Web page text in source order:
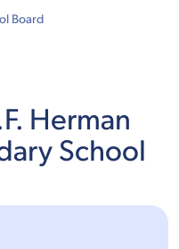
Board
Herman
School